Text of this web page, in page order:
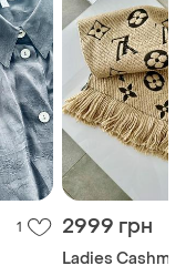
1 2999 грн
Ladies